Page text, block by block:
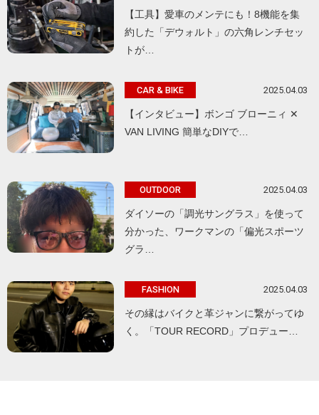
【工具】愛車のメンテにも！8機能を集
約した「デウォルト」の六角レンチセッ
トが…
CAR & BIKE 2025.04.03
【インタビュー】ボンゴ ブローニィ ✕
VAN LIVING 簡単なDIYで…
OUTDOOR 2025.04.03
ダイソーの「調光サングラス」を使って
分かった、ワークマンの「偏光スポーツ
グラ…
FASHION 2025.04.03
その縁はバイクと革ジャンに繋がってゆ
く。「TOUR RECORD」プロデュー…